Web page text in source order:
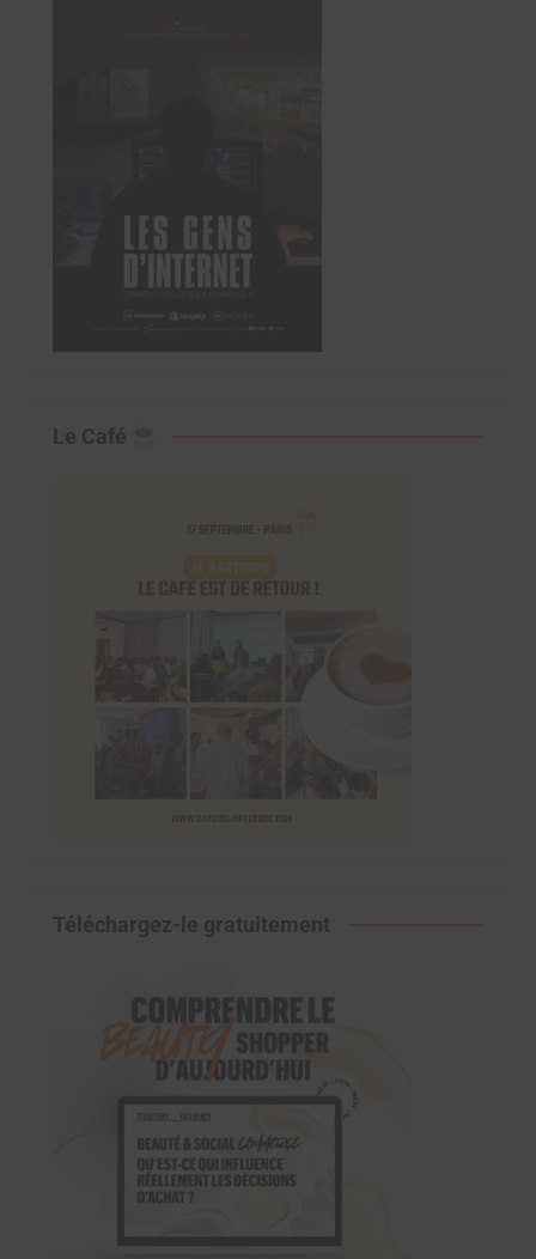
Le Café
Téléchargez-le gratuitement